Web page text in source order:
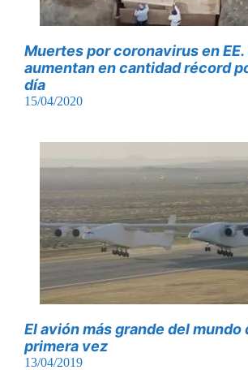
Muertes por coronavirus en EE.
aumentan en cantidad récord
día
15/04/2020
El avión más grande del mundo
primera vez
13/04/2019